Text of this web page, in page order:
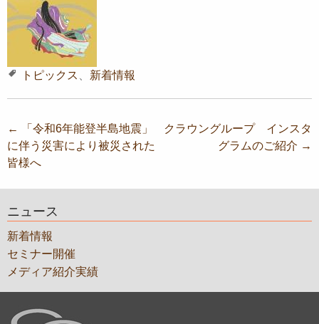
トピックス 新着情報
投
稿
ゲ
ー
シ
ョ
ン
←
「令和6年能登半島地震」
に伴う災害により被災された
皆様へ
クラウングループ インスタ
グラムのご紹介 →
ニュース
新着情報
セミナー開催
メディア紹介実績